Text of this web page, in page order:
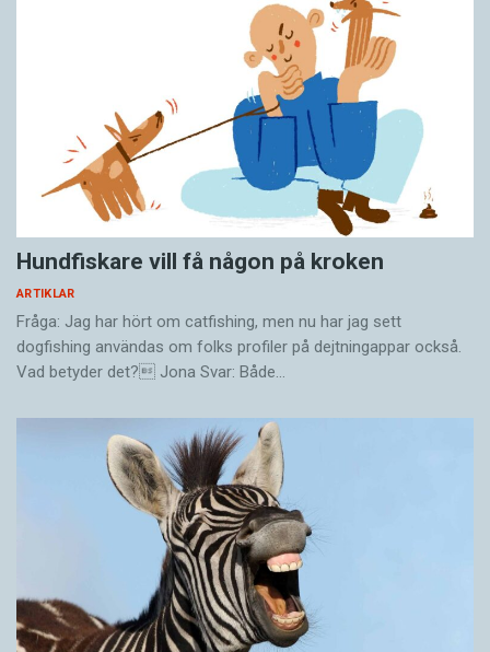
Hundfiskare vill få någon på kroken
ARTIKLAR
Fråga: Jag har hört om catfishing, men nu har jag sett
dogfishing användas om folks profiler på dejtningappar också.
Vad betyder det? Jona Svar: Både…